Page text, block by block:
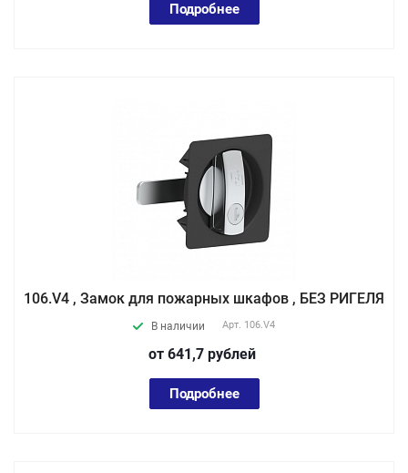
Подробнее
106.V4 , Замок для пожарных шкафов , БЕЗ РИГЕЛЯ
В наличии Арт. 106.V4
от 641,7 рублей
Подробнее